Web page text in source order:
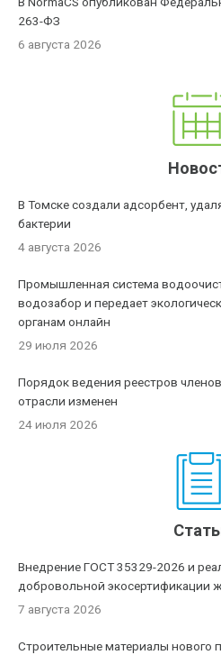
263-ФЗ
6 августа 2026
В Томске создали адсорбент,
бактерии
4 августа 2026
Промышленная система
водозабор и передает
органам онлайн
29 июля 2026
Порядок ведения реестров
отрасли изменен
24 июля 2026
Внедрение ГОСТ 35329-2026 и
добровольной экосертификации
7 августа 2026
Строительные материалы нового